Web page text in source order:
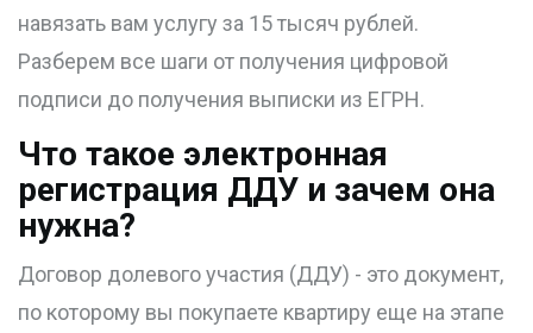
навязать вам услугу за 15 тысяч рублей.
Разберем все шаги от получения цифровой
подписи до получения выписки из ЕГРН.
Что такое электронная
регистрация ДДУ и зачем она
нужна?
Договор долевого участия (ДДУ) - это документ,
по которому вы покупаете квартиру еще на этапе